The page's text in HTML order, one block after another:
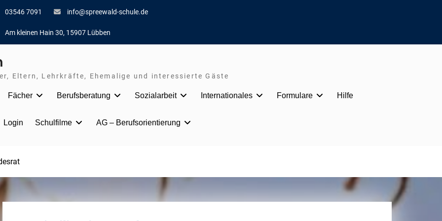
03546 7091 info@spreewald-schule.de
Am kleinen Hain 30, 15907 Lübben
Eltern, Lehrkräfte, Ehemalige und interessierte Gäste
Fächer Berufsberatung Sozialarbeit Internationales Formulare Hilfe
Login Schulfilme AG – Berufsorientierung